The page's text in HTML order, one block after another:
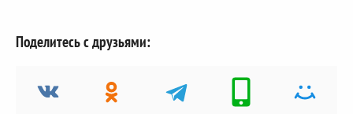
Поделитесь с друзьями: